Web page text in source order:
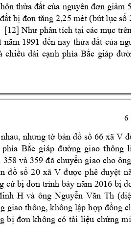
hôn thửa đất của nguyên đơn giảm
bị đơn tăng 2,25 mét (bút lục số
[12] Như phân tích tại các mục trên
năm 1991 đến nay thửa đất của
chiều dài cạnh phía Bắc giáp
6
nhưng tờ bản đồ số 66 xã V
phía Bắc giáp đường giao thông
358 và 359 đã chuyển giao cho ông
đồ số 20 xã V được phê duyệt
cứ bị đơn trình bày năm 2016 bị đơn
H và ông Nguyễn Văn Th (diện
giao thông, không lập hợp đồng
bị đơn không có tài liệu chứng